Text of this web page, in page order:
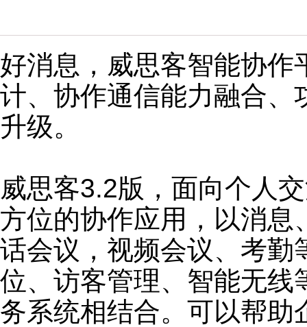
好消息，威思客智能协
计、协作通信能力融合、
升级。
威思客3.2版，面向个人
方位的协作应用，以消息
话会议，视频会议、考勤
位、访客管理、智能无线
务系统相结合。可以帮助